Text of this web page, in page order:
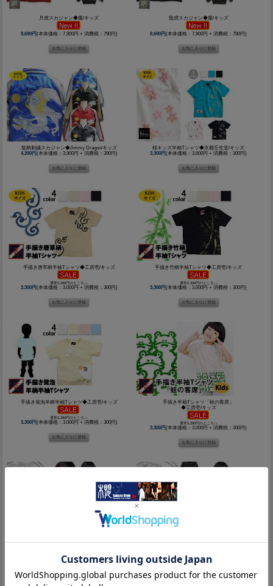
月虎スカジャン◆朧/キッズ
8,690円(本体価格：7,900円 + 消費税：790円)
龍虎スカジャン◆朧/キッズ
8,690円(本体価格：7,900円 + 消費税：790円)
龍柄刺繍スカジャン◆Jimmy Dragon/キッズ
4,290円(本体価格：3,900円 + 消費税：390円)
桜キッズ半袖Tシャツ◆京都壬生堂/キッズ
3,300円(本体価格：3,000円 + 消費税：300円)
手描き唐草柄半袖Tシャツ◆工房壱/キッズ
通常5,390円のところ↓↓
3,300円(本体価格：3,000円 + 消費税：300円)
手描き竹柄半袖Tシャツ◆工房壱/キッズ
通常5,390円のところ↓↓
3,300円(本体価格：3,000円 + 消費税：300円)
手描き発泡羊柄半袖Tシャツ◆工房壱/キッズ
通常5,390円のところ↓↓
3,300円(本体価格：3,000円 + 消費税：300円)
手描き半袖Tシャツ「蛙の客席」
◆工房壱/キッズ
通常5,390円のところ↓↓
3,300円(本体価格：3,000円 + 消費税：300円)
別注!!2代目契和柄切替ワッフルポロシャツ
通常5,830円のところ↓↓
別注!!花札和柄切り替えワッフルポロシャツ
通常5,830円のところ↓↓